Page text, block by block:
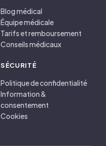
Blog médical
Équipe médicale
Tarifs et remboursement
Conseils médicaux
SÉCURITÉ
Politique de confidentialité
Information &
consentement
Cookies